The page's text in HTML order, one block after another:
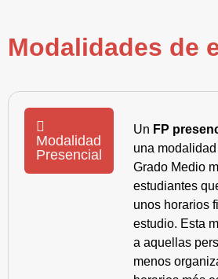
Modalidades de
Modalidad
Presencial
Un FP
una
Grado Medio
estudiantes
unos horarios
estudio. Esta
a aquellas
menos